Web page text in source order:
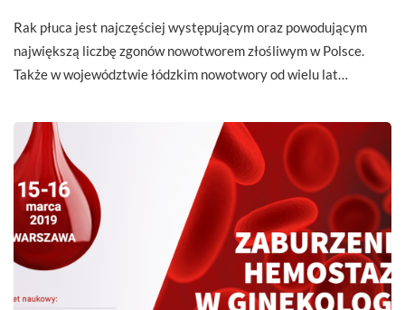
Rak płuca jest najczęściej występującym oraz powodującym
największą liczbę zgonów nowotworem złośliwym w Polsce.
Także w województwie łódzkim nowotwory od wielu lat…